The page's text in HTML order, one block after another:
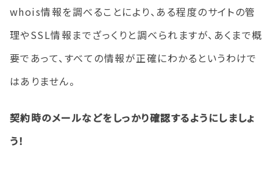
whois情報を調べることにより、ある程度のサイトの管
理やSSL情報までざっくりと調べられますが、あくまで概
要であって、すべての情報が正確にわかるというわけで
はありません。
契約時のメールなどをしっかり確認するようにしましょ
う！